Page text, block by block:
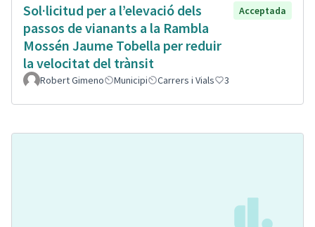
Sol·licitud per a l’elevació dels
passos de vianants a la Rambla
Mossén Jaume Tobella per reduir
la velocitat del trànsit
Acceptada
Robert Gimeno Municipi Carrers i Vials 3